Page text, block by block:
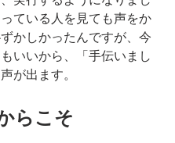
ている人を見ても声をか
かしかったんですが、今
いいから、「手伝いまし
が出ます。
らこそ